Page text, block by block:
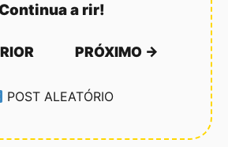
a rir!
PRÓXIMO →
POST ALEATÓRIO